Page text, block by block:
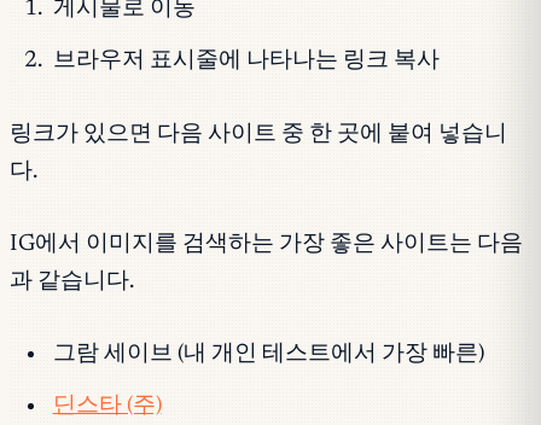
게시물로 이동
브라우저 표시줄에 나타나는 링크 복사
링크가 있으면 다음 사이트 중 한 곳에 붙여 넣습니
다.
IG에서 이미지를 검색하는 가장 좋은 사이트는 다음
과 같습니다.
그람 세이브 (내 개인 테스트에서 가장 빠른)
딘스타 (주)